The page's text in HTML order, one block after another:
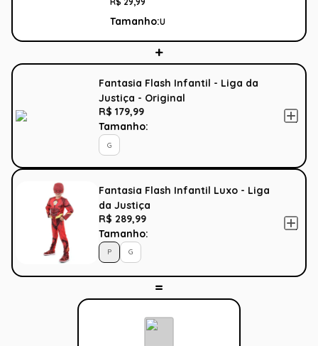
Tamanho:U
Fantasia Flash Infantil - Liga da
Justiça - Original
R$ 179,99
Tamanho:
G
Fantasia Flash Infantil Luxo - Liga
da Justiça
R$ 289,99
Tamanho:
P G